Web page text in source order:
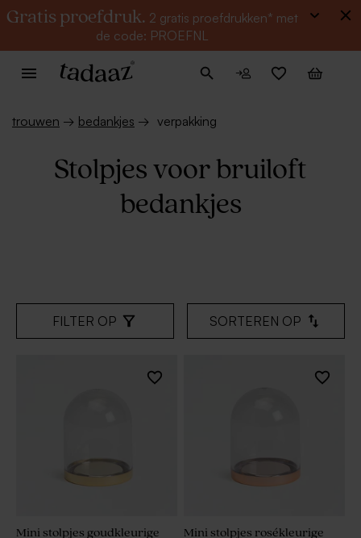
Gratis proefdruk. 2 gratis proefdrukken* met
de code: PROEFNL
trouwen → bedankjes → verpakking
Stolpjes voor bruiloft
bedankjes
FILTER OP SORTEREN OP
Mini stolpjes goudkleurige
Mini stolpjes rosékleurige